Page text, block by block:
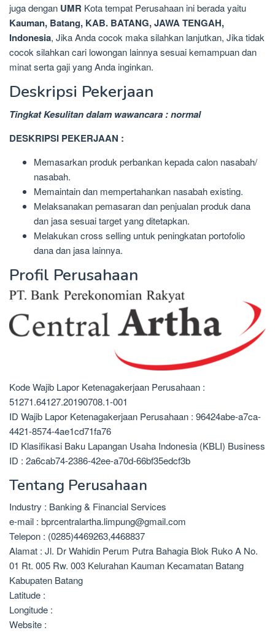
juga dengan UMR Kota tempat Perusahaan ini berada yaitu
Kauman, Batang, KAB. BATANG, JAWA TENGAH,
Indonesia, Jika Anda cocok maka silahkan lanjutkan, Jika tidak
cocok silahkan cari lowongan lainnya sesuai kemampuan dan
minat serta gaji yang Anda inginkan.
Deskripsi Pekerjaan
Tingkat Kesulitan dalam wawancara : normal
DESKRIPSI PEKERJAAN :
Memasarkan produk perbankan kepada calon nasabah/
nasabah.
Memaintain dan mempertahankan nasabah existing.
Melaksanakan pemasaran dan penjualan produk dana
dan jasa sesuai target yang ditetapkan.
Melakukan cross selling untuk peningkatan portofolio
dana dan jasa lainnya.
Profil Perusahaan
Kode Wajib Lapor Ketenagakerjaan Perusahaan :
51271.64127.20190708.1-001
ID Wajib Lapor Ketenagakerjaan Perusahaan : 96424abe-a7ca-
4421-8574-4ae1cd71fa76
ID Klasifikasi Baku Lapangan Usaha Indonesia (KBLI) Business
ID : 2a6cab74-2386-42ee-a70d-66bf35edcf3b
Tentang Perusahaan
Industry : Banking & Financial Services
e-mail : bprcentralartha.limpung@gmail.com
Telepon : (0285)4469263,4468837
Alamat : Jl. Dr Wahidin Perum Putra Bahagia Blok Ruko A No.
01 Rt. 005 Rw. 003 Kelurahan Kauman Kecamatan Batang
Kabupaten Batang
Latitude :
Longitude :
Website :